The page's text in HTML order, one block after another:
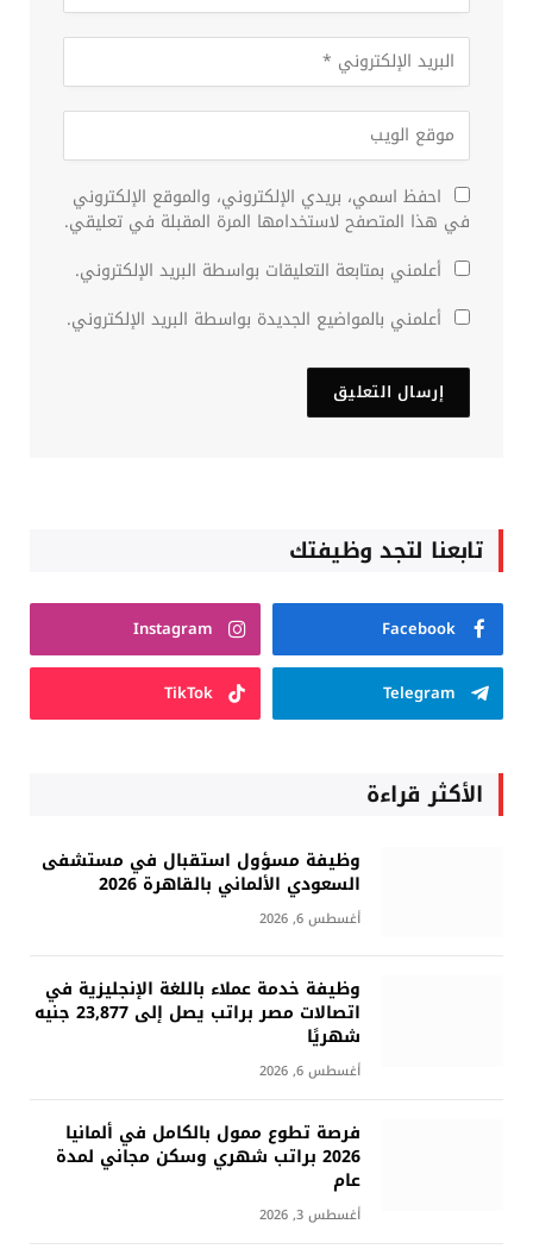
احفظ اسمي، بريدي الإلكتروني، والموقع الإلكتروني
في هذا المتصفح لاستخدامها المرة المقبلة في تعليقي.
أعلمني بمتابعة التعليقات بواسطة البريد الإلكتروني.
أعلمني بالمواضيع الجديدة بواسطة البريد الإلكتروني.
تابعنا لتجد وظيفتك
Facebook
Instagram
Telegram
TikTok
الأكثر قراءة
وظيفة مسؤول استقبال في مستشفى
السعودي الألماني بالقاهرة 2026
أغسطس 6, 2026
وظيفة خدمة عملاء باللغة الإنجليزية في
اتصالات مصر براتب يصل إلى 23,877 جنيه
شهريًا
أغسطس 6, 2026
فرصة تطوع ممول بالكامل في ألمانيا
2026 براتب شهري وسكن مجاني لمدة
عام
أغسطس 3, 2026